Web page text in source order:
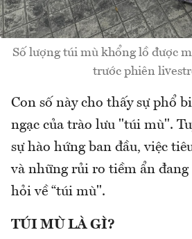
Số lượng túi mù khổng lồ được
trước phiên
Con số này cho thấy sự phổ
ngạc của trào lưu "túi mù".
sự hào hứng ban đầu, việc
và những rủi ro tiềm ẩn đang
hỏi về “túi mù".
TÚI MÙ LÀ GÌ?